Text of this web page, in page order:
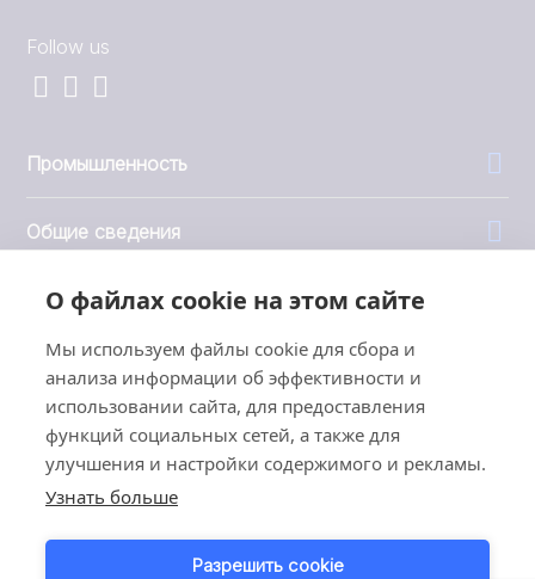
О файлах cookie на этом сайте
Мы используем файлы cookie для сбора и
анализа информации об эффективности и
использовании сайта, для предоставления
функций социальных сетей, а также для
улучшения и настройки содержимого и рекламы.
Узнать больше
Разрешить cookie
Follow us
Промышленность
Общие сведения
Компания
1999 - 2026 © JBT Marel
Политика конфиденциальности